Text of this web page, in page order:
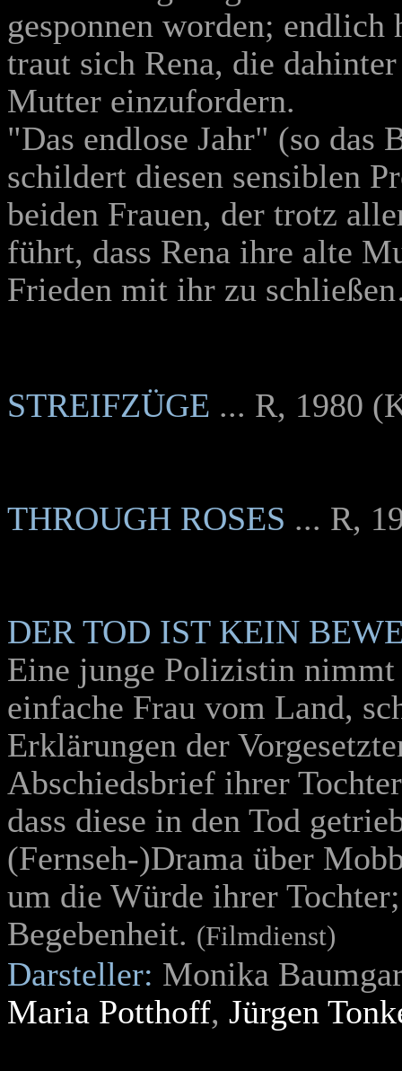
gesponnen worden; endlich
traut sich Rena, die
Mutter einzufordern.
"Das endlose Jahr" (so das
schildert diesen sensiblen
beiden Frauen, der trotz
führt, dass Rena ihre alte
Frieden mit ihr zu
STREIFZÜGE ... R, 1980
THROUGH ROSES ... R,
DER TOD IST KEIN
Eine junge Polizistin
einfache Frau vom Land,
Erklärungen der
Abschiedsbrief ihrer
dass diese in den Tod
(Fernseh-)Drama über
um die Würde ihrer
Begebenheit. (Filmdienst)
Darsteller: Monika
Maria Potthoff, Jürgen